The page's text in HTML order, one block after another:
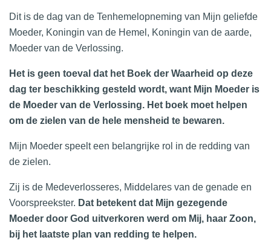
Dit is de dag van de Tenhemelopneming van Mijn geliefde
Moeder, Koningin van de Hemel, Koningin van de aarde,
Moeder van de Verlossing.
Het is geen toeval dat het Boek der Waarheid op deze
dag ter beschikking gesteld wordt, want Mijn Moeder is
de Moeder van de Verlossing. Het boek moet helpen
om de zielen van de hele mensheid te bewaren.
Mijn Moeder speelt een belangrijke rol in de redding van
de zielen.
Zij is de Medeverlosseres, Middelares van de genade en
Voorspreekster. Dat betekent dat Mijn gezegende
Moeder door God uitverkoren werd om Mij, haar Zoon,
bij het laatste plan van redding te helpen.